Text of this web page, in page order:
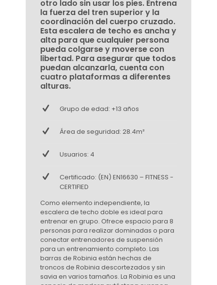
otro lado sin usar los pies. Entrena
la fuerza del tren superior y la
coordinación del cuerpo cruzado.
Esta escalera de techo es ancha y
alta para que cualquier persona
pueda colgarse y moverse con
libertad. Para asegurar que todos
puedan alcanzarla, cuenta con
cuatro plataformas a diferentes
alturas.
Grupo de edad: +13 años
Área de seguridad: 28.4m²
Usuarios: 4
Certificado: (EN) EN16630 – FITNESS -
CERTIFIED
Como elemento independiente, la
escalera de techo doble es ideal para
entrenar en grupo. Ofrece espacio para 8
personas para realizar dominadas o para
conectar entrenadores de suspensión
para un entrenamiento completo. Las
barras de Robinia están hechas de
troncos de Robinia descortezados y sin
savia en varios tamaños. La Robinia es una